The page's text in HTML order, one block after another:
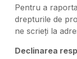
Pentru a
drepturile de
ne scrieți la
Declinarea